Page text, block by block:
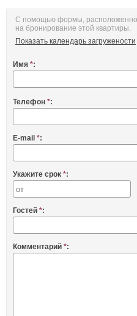
С помощью формы,
на бронирование этой квартиры.
Показать календарь загружености
Имя *:
Телефон *:
E-mail *:
Укажите срок *:
Гостей *:
Комментарий *: